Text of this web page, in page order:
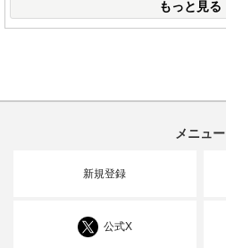
もっと見る
メニュー
新規登録
公式X